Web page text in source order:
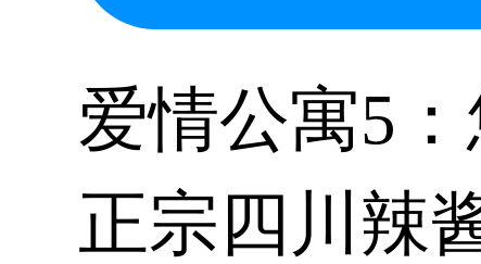
爱情公寓5
正宗四川辣